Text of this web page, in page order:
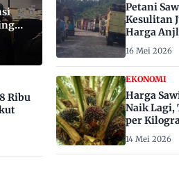
Ribu
Petani
Kesulitan
Harga
Berhari-
16 Mei 2026
EKONOMI
Harga
Naik Lagi,
per
14 Mei 2026